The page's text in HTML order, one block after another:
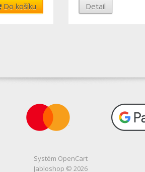
Do košíku Detail
Systém OpenCart
Jabloshop © 2026